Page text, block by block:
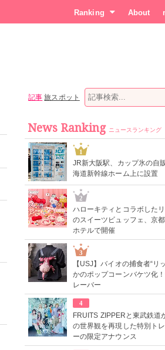
Ranking About
記事 旅スポット
News Ranking ニュースランキング
1
JR新大阪駅、カップ氷の自
海道新幹線ホーム上に設置
2
ハローキティとコラボした
のスイーツビュッフェ、京
ホテルで開催
3
【USJ】バイオの捕食者“リ
かのポップコーンバケツ化
レーバー
4
FRUITS ZIPPERと東武鉄道
の世界観を再現した特別ト
ーの限定アナウンス